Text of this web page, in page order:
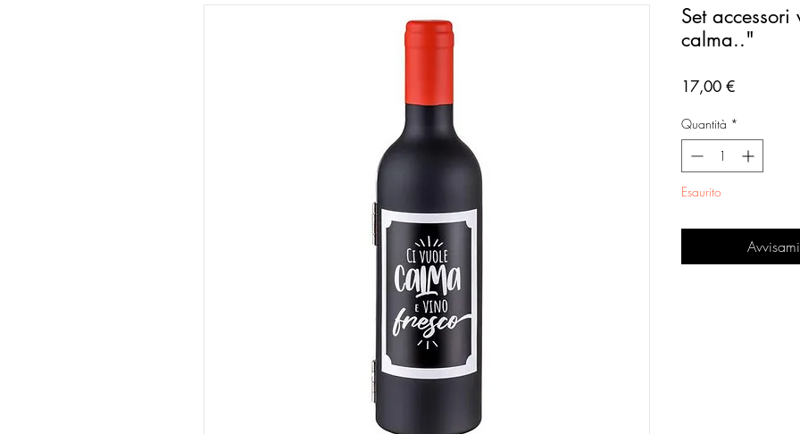
Set
calma.."
17,00 €Prezzo
Quantità *
Esaurito